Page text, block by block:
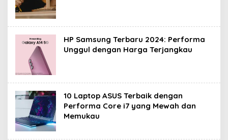
HP Samsung Terbaru 2024: Performa
Unggul dengan Harga Terjangkau
10 Laptop ASUS Terbaik dengan
Performa Core i7 yang Mewah dan
Memukau